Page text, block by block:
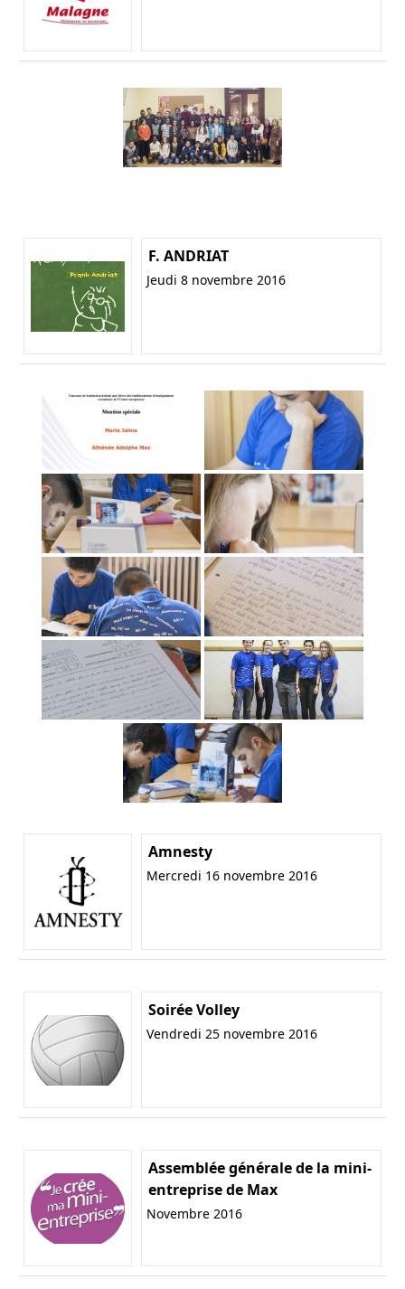
F. ANDRIAT
Jeudi 8 novembre 2016
Amnesty
Mercredi 16 novembre 2016
Soirée Volley
Vendredi 25 novembre 2016
Assemblée générale de la mini-
entreprise de Max
Novembre 2016